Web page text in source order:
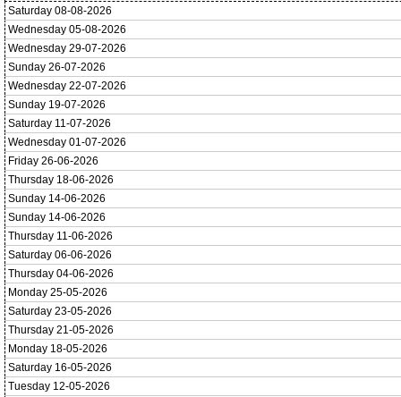
Saturday 08-08-2026
Wednesday 05-08-2026
Wednesday 29-07-2026
Sunday 26-07-2026
Wednesday 22-07-2026
Sunday 19-07-2026
Saturday 11-07-2026
Wednesday 01-07-2026
Friday 26-06-2026
Thursday 18-06-2026
Sunday 14-06-2026
Sunday 14-06-2026
Thursday 11-06-2026
Saturday 06-06-2026
Thursday 04-06-2026
Monday 25-05-2026
Saturday 23-05-2026
Thursday 21-05-2026
Monday 18-05-2026
Saturday 16-05-2026
Tuesday 12-05-2026